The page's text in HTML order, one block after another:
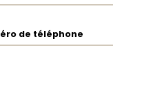
de téléphone